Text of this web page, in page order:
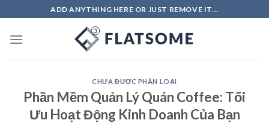
to
content
ADD ANYTHING HERE OR JUST REMOVE IT...
CHƯA ĐƯỢC PHÂN LOẠI
Phần Mềm Quản Lý Quán Coffee: Tối
Ưu Hoạt Động Kinh Doanh Của Bạn